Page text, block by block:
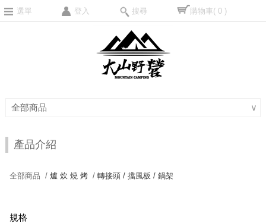
選單 登入 搜尋 購物車( 0 )
全部商品 ∨
產品介紹
全部商品 /爐 炊 燒 烤 /轉接頭 / 擋風板 / 鍋架
規格